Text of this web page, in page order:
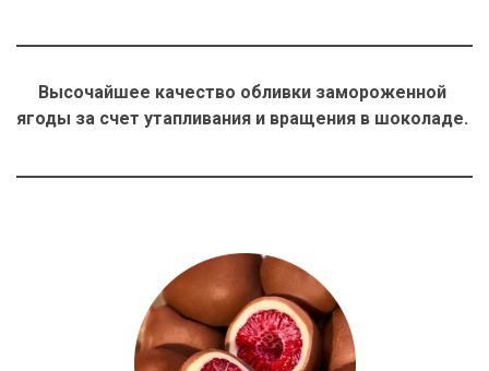
Высочайшее качество обливки замороженной
ягоды за счет утапливания и вращения в шоколаде.